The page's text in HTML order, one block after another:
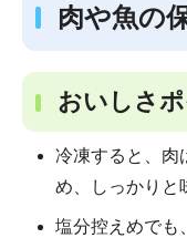
肉や魚の
おいしさ
冷凍すると、肉
め、しっかりと
塩分控えめでも